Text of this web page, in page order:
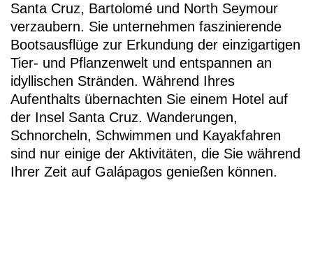
Santa Cruz, Bartolomé und North Seymour
verzaubern. Sie unternehmen faszinierende
Bootsausflüge zur Erkundung der einzigartigen
Tier- und Pflanzenwelt und entspannen an
idyllischen Stränden. Während Ihres
Aufenthalts übernachten Sie einem Hotel auf
der Insel Santa Cruz. Wanderungen,
Schnorcheln, Schwimmen und Kayakfahren
sind nur einige der Aktivitäten, die Sie während
Ihrer Zeit auf Galápagos genießen können.